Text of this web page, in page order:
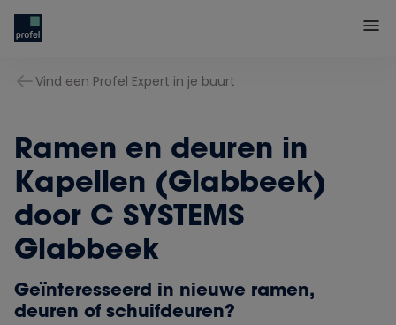
Vind een Profel Expert in je buurt
Ramen en deuren in
Kapellen (Glabbeek)
door C SYSTEMS
Glabbeek
Geïnteresseerd in nieuwe ramen,
deuren of schuifdeuren?